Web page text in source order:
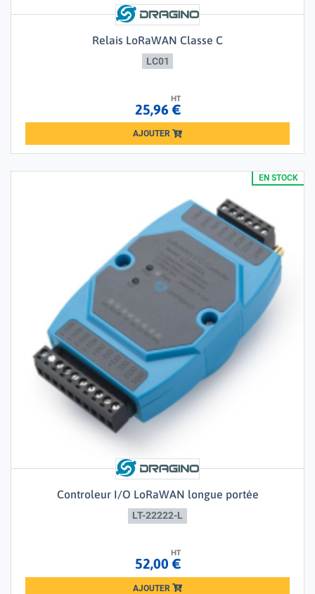
Relais LoRaWAN Classe C
LC01
HT
25,96 €
AJOUTER
Loading...
EN STOCK
Controleur I/O LoRaWAN longue portée
LT-22222-L
HT
52,00 €
AJOUTER